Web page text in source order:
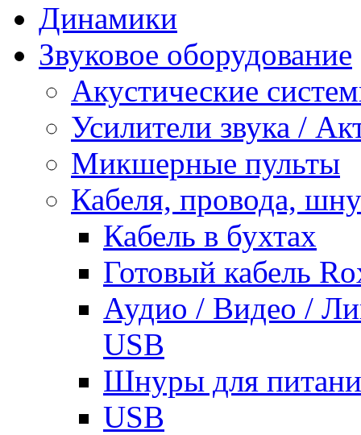
Динамики
Звуковое оборудование
Акустические
Усилители звука /
Микшерные пульты
Кабеля, провода,
Кабель в бухтах
Готовый кабель
Аудио / Видео /
USB
Шнуры для
USB